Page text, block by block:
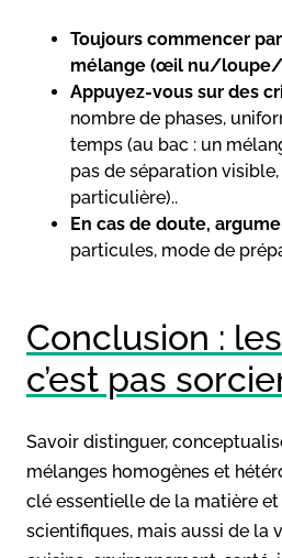
Toujours commencer
mélange (œil nu/loupe/
Appuyez-vous sur des
nombre de phases,
temps (au bac : un
pas de séparation
particulière)..
En cas de doute,
particules, mode de
Conclusion :
c’est pas
Savoir distinguer,
mélanges homogènes et
clé essentielle de la matière
scientifiques, mais aussi de la